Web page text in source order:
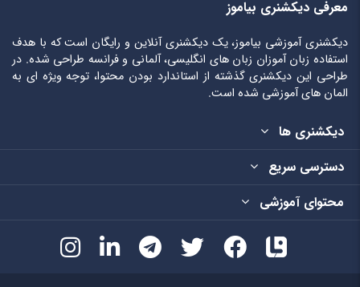
معرفی دیکشنری بیاموز
دیکشنری آموزشی بیاموز، یک دیکشنری آنلاین و رایگان است که با هدف
استفاده زبان آموزان زبان های انگلیسی، آلمانی و فرانسه طراحی شده. در
طراحی این دیکشنری گذشته از استاندارد بودن محتوا، توجه ویژه ای به
المان های آموزشی شده است.
دیکشنری ها
دسترسی سریع
محتوای آموزشی